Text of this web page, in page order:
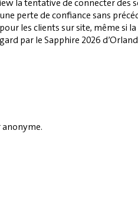
la tentative de connecter des
perte de confiance sans
les clients sur site, même si
par le Sapphire 2026